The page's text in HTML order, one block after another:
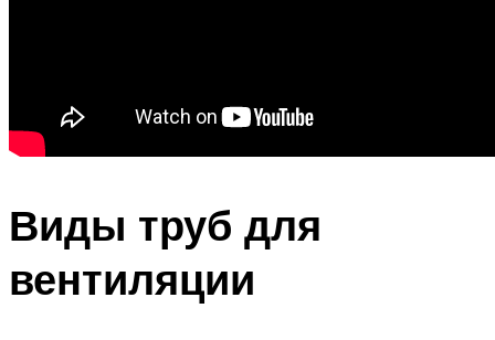
Виды труб для
вентиляции